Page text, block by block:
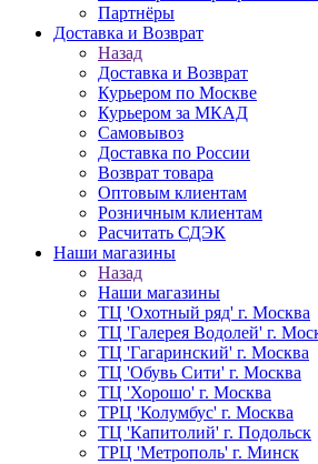
Партнёры
Доставка и Возврат
Назад
Доставка и Возврат
Курьером по Москве
Курьером за МКАД
Самовывоз
Доставка по России
Возврат товара
Оптовым клиентам
Розничным клиентам
Расчитать СДЭК
Наши магазины
Назад
Наши магазины
ТЦ 'Охотный ряд' г. Москва
ТЦ 'Галерея Водолей' г.
ТЦ 'Гагаринский' г. Москва
ТЦ 'Обувь Сити' г. Москва
ТЦ 'Хорошо' г. Москва
ТРЦ 'Колумбус' г. Москва
ТЦ 'Капитолий' г. Подольск
ТРЦ 'Метрополь' г. Минск